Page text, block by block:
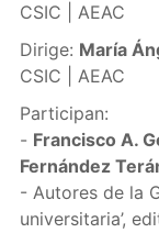
CSIC | AEAC
Dirige: María
CSIC | AEAC
Participan:
- Francisco A.
Fernández
- Autores de la
universitaria’,